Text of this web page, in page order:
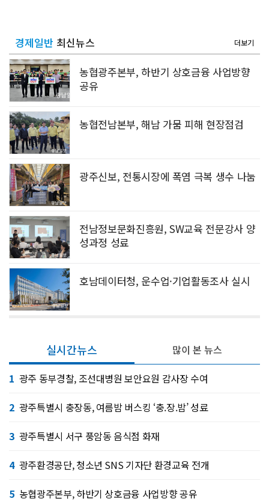
경제일반 최신뉴스 더보기
농협광주본부, 하반기 상호금융 사업방향
공유
농협전남본부, 해남 가뭄 피해 현장점검
광주신보, 전통시장에 폭염 극복 생수 나눔
전남정보문화진흥원, SW교육 전문강사 양
성과정 성료
호남데이터청, 운수업·기업활동조사 실시
실시간뉴스
1 광주 동부경찰, 조선대병원 보안요원 감사장 수여
2 광주특별시 충장동, 여름밤 버스킹 ‘충.장.밤’ 성료
3 광주특별시 서구 풍암동 음식점 화재
4 광주환경공단, 청소년 SNS 기자단 환경교육 전개
5 농협광주본부, 하반기 상호금융 사업방향 공유
많이 본 뉴스